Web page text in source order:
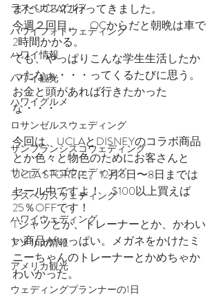
ラスベガスグルメ
ハワイフォトウェディング
ハワイ情報
ハワイ観光
ハワイグルメ
ロサンゼルスウェディング
サンフランシスコウェディング
サンディエゴウェディング
ラスベガスウェディング
ハワイウェディング
アメリカ情報
アメリカ観光
ウェディングプランナーの1日
またUCLAに行ってきました。
今週２回目。　OCからだと朝晩は車で
2時間かかる。
でも、やっぱりこんな学生生活したか
ったなぁ・・・ってくるたびに思う。
お金と頭があれば行きたかった
な・・・
今回は、UCLAとDISNEYのコラボ商品
とか色々と物色のためにお客さんと
UCLA STOREに。12月6日〜8日までは
セール中ですよ！　$100以上買えば
25％OFFです！
Tシャツとか、トレーナーとか、かわい
い商品がいっぱい。メガネをかけたミ
ニーちゃんのトレーナーとかめちゃか
わいかった。